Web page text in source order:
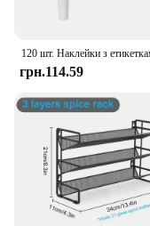
грн.114.59